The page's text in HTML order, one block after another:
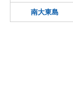
南大東島